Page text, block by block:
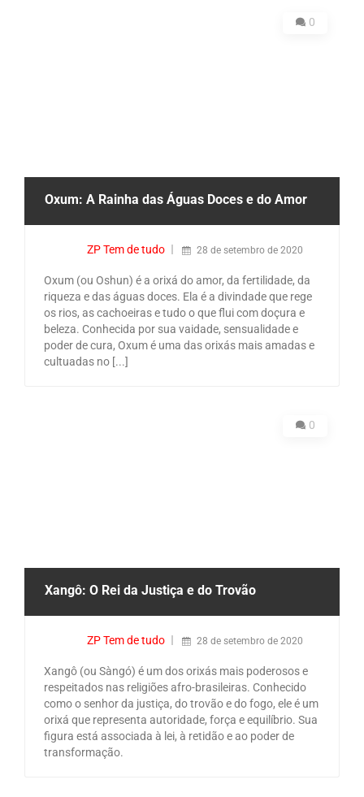
0
Oxum: A Rainha das Águas Doces e do Amor
ZP Tem de tudo 28 de setembro de 2020
Oxum (ou Oshun) é a orixá do amor, da fertilidade, da
riqueza e das águas doces. Ela é a divindade que rege
os rios, as cachoeiras e tudo o que flui com doçura e
beleza. Conhecida por sua vaidade, sensualidade e
poder de cura, Oxum é uma das orixás mais amadas e
cultuadas no [...]
0
Xangô: O Rei da Justiça e do Trovão
ZP Tem de tudo 28 de setembro de 2020
Xangô (ou Sàngó) é um dos orixás mais poderosos e
respeitados nas religiões afro-brasileiras. Conhecido
como o senhor da justiça, do trovão e do fogo, ele é um
orixá que representa autoridade, força e equilíbrio. Sua
figura está associada à lei, à retidão e ao poder de
transformação.